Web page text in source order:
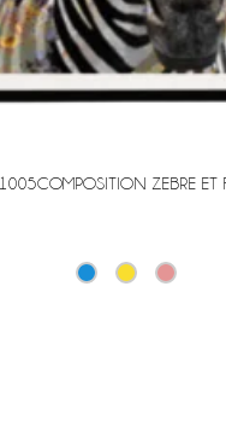
1005COMPOSITION ZEBRE ET